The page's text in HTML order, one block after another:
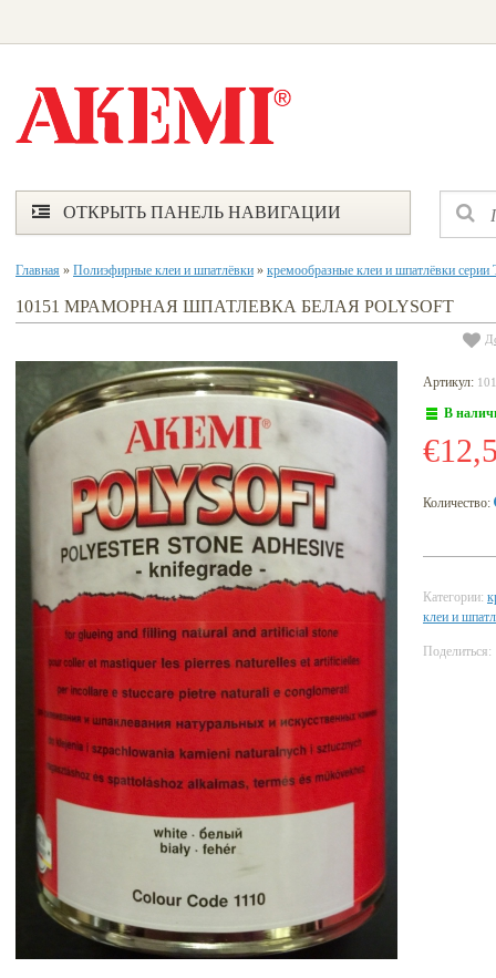
ОТКРЫТЬ ПАНЕЛЬ НАВИГАЦИИ
Главная » Полиэфирные клеи и шпатлёвки » кремообразные клеи и шпатлёвки серии
10151 МРАМОРНАЯ ШПАТЛЕВКА БЕЛАЯ POLYSOFT
Артикул:
В
Количество:
Категории:
клеи и
Поделиться: